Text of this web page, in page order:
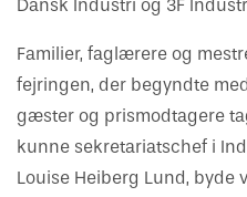
Dansk Industri og 3F
Familier, faglærere og
fejringen, der begyndte
gæster og prismodtagere
kunne sekretariatschef i
Louise Heiberg Lund, byde